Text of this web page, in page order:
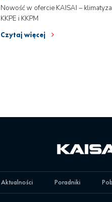
Nowość w ofercie KAISAI –
KKPE i KKPM
Czytaj więcej
Aktualności Poradniki